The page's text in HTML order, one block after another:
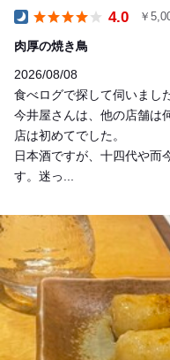
4.0 ￥
肉厚の焼き鳥
2026/08/08
食べログで探して伺いまし
今井屋さんは、他の店舗は
店は初めてでした。
日本酒ですが、十四代や而
す。迷っ...